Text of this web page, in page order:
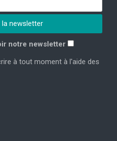
notre newsletter
à tout moment à l'aide des